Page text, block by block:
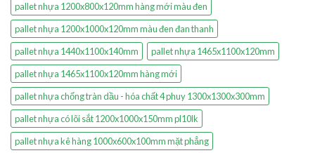
pallet nhựa 1200x800x120mm hàng mới màu đen
pallet nhựa 1200x1000x120mm màu đen đan thanh
pallet nhựa 1440x1100x140mm
pallet nhựa 1465x1100x120mm
pallet nhựa 1465x1100x120mm hàng mới
pallet nhựa chống tràn dầu - hóa chất 4 phuy 1300x1300x300mm
pallet nhựa có lõi sắt 1200x1000x150mm pl10lk
pallet nhựa kê hàng 1000x600x100mm mặt phẳng